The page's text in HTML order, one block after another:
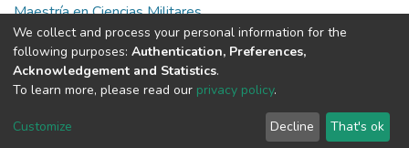
Maestría en Ciencias Militares
Full item page
DSpace software copyright © 2002-2026
Cookie
End User
Agreement
Send
Feedback
We collect and process your personal information for the
following purposes: Authentication, Preferences,
Acknowledgement and Statistics.
To learn more, please read our privacy policy.
Customize Decline That's ok